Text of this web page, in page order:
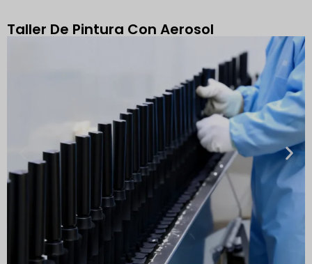
Taller De Pintura Con Aerosol